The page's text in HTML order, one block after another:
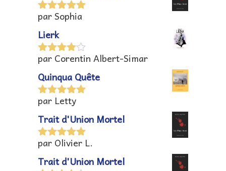
Note5sur
par Sophia
Lierk
Note4
par Corentin Albert-Simar
Quinqua Quête
Note5sur
par Letty
Trait d'Union Mortel
Note5sur
par Olivier L.
Trait d'Union Mortel